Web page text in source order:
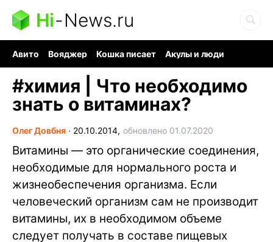
Hi-News.ru
Авито Вояджер Кошка писает
Акулы и люди
#химия | Что необходимо
знать о витаминах?
Олег Довбня ∙ 20.10.2014, обновлено 01.07.2020
Витамины — это органические соединения,
необходимые для нормального роста и
жизнеобеспечения организма. Если
человеческий организм сам не производит
витамины, их в необходимом объеме
следует получать в составе пищевых